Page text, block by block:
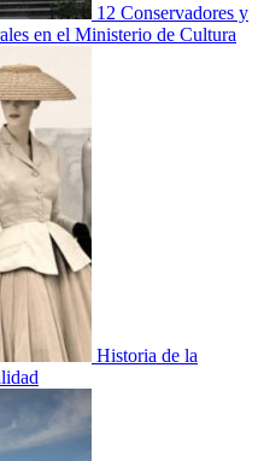
12 Conservadores y
en el Ministerio de Cultura
Historia de la